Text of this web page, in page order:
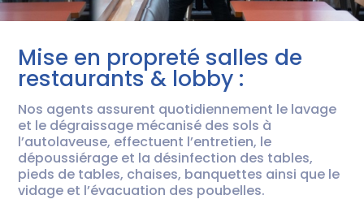
Mise en propreté salles de
restaurants & lobby :
Nos agents assurent quotidiennement le lavage
et le dégraissage mécanisé des sols à
l’autolaveuse, effectuent l’entretien, le
dépoussiérage et la désinfection des tables,
pieds de tables, chaises, banquettes ainsi que le
vidage et l’évacuation des poubelles.